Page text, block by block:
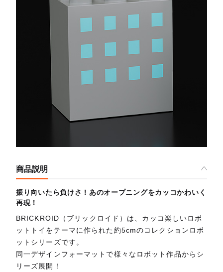
商品説明
振り向いたら負けさ！あのオープニングをカッコかわいく
再現！
BRICKROID（ブリックロイド）は、カッコ楽しいロボ
ットトイをテーマに作られた約5cmのコレクションロボ
ットシリーズです。
同一デザインフォーマットで様々なロボット作品からシ
リーズ展開！